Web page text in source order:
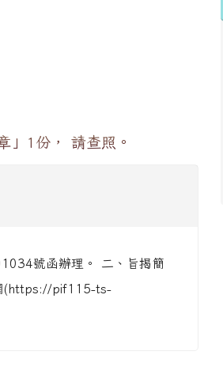
」1份， 請查照。
號函辦理。 二、旨揭簡
(https://pif115-ts-